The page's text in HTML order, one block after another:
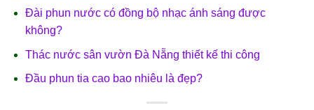
Đài phun nước có đồng bộ nhạc ánh sáng được
không?
Thác nước sân vườn Đà Nẵng thiết kế thi công
Đầu phun tia cao bao nhiêu là đẹp?